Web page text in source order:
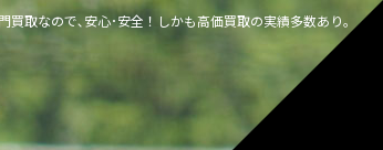
取なので､安心･安全！しかも高価買取の実績多数あり｡